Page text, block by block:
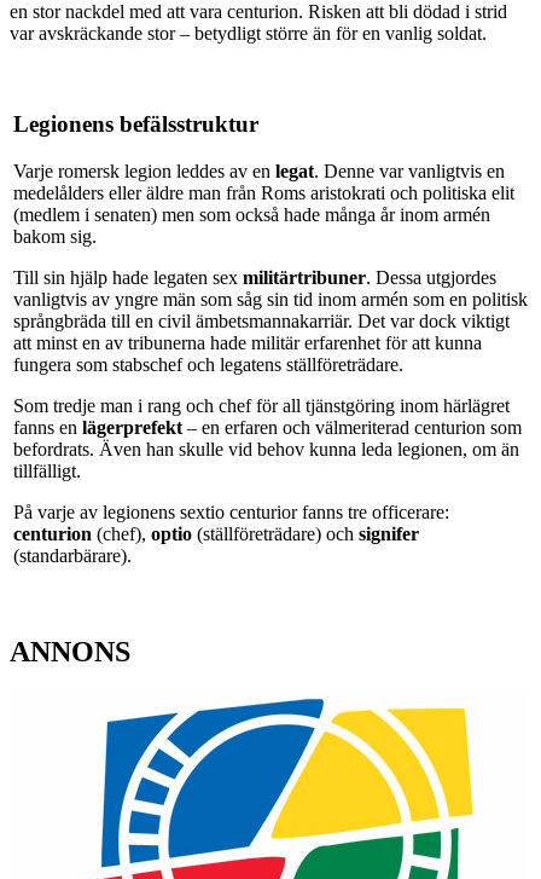
en stor nackdel med att vara centurion. Risken att bli dödad i strid
var avskräckande stor – betydligt större än för en vanlig soldat.
Legionens befälsstruktur
Varje romersk legion leddes av en legat. Denne var vanligtvis en
medelålders eller äldre man från Roms aristokrati och politiska elit
(medlem i senaten) men som också hade många år inom armén
bakom sig.
Till sin hjälp hade legaten sex militär­tribuner. Dessa utgjordes
vanligtvis av yngre män som såg sin tid inom armén som en politisk
språngbräda till en civil ämbetsmannakarriär. Det var dock viktigt
att minst en av tribunerna hade militär erfarenhet för att kunna
fungera som stabschef och legatens ställföreträdare.
Som tredje man i rang och chef för all tjänstgöring inom härlägret
fanns en lägerprefekt – en erfaren och välmeriterad centurion som
befordrats. Även han skulle vid behov kunna leda legionen, om än
tillfälligt.
På varje av legionens sextio centurior fanns tre officerare:
centurion (chef), optio (ställföreträdare) och signifer
(standarbärare).
ANNONS